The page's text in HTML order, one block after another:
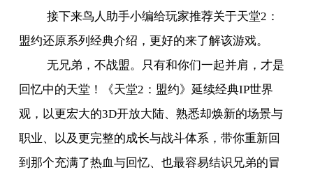
接下来鸟人助手小编给玩家推荐关于天堂2 ：
盟约还原系列经典介绍，更好的来了解该游戏。
无兄弟，不战盟。只有和你们一起并肩，才是
回忆中的天堂！《天堂2 ：盟约》延续经典IP世界
观，以更宏大的3D开放大陆、熟悉却焕新的场景与
职业、以及更完整的成长与战斗体系，带你重新回
到那个充满了热血与回忆、也最容易结识兄弟的冒